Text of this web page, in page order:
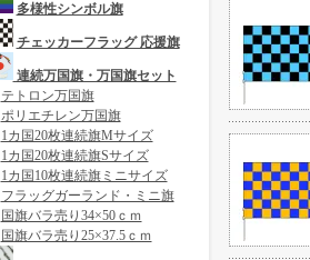
多様性シンボル旗
チェッカーフラッグ 応援旗
連続万国旗・万国旗セット
テトロン万国旗
ポリエチレン万国旗
1カ国20枚連続旗Mサイズ
1カ国20枚連続旗Sサイズ
1カ国10枚連続旗ミニサイズ
フラッグガーランド・ミニ旗
国旗バラ売り34×50ｃｍ
国旗バラ売り25×37.5ｃｍ